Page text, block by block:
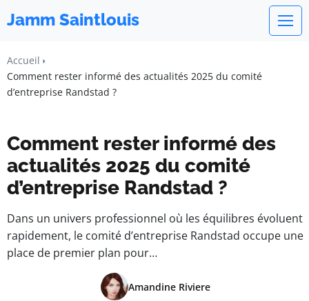
Jamm Saintlouis
Accueil
Comment rester informé des actualités 2025 du comité
d’entreprise Randstad ?
Comment rester informé des
actualités 2025 du comité
d’entreprise Randstad ?
Dans un univers professionnel où les équilibres évoluent
rapidement, le comité d’entreprise Randstad occupe une
place de premier plan pour…
Amandine Riviere